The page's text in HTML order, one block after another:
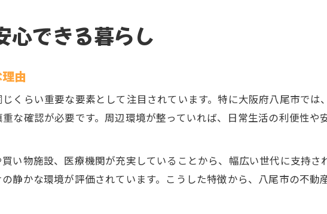
土地柄と治安から見た八尾市の住みやすさ
桂エリアの治安と不動産選びのコツ
子育て世帯が注目する八尾市の日常と安心感
通学路や学区で選ぶ八尾市不動産の安心感
人気の小学校周辺にある不動産の特徴
心できる暮らし
由
くらい重要な要素として注目されています。特に大阪府八尾市では
な確認が必要です。周辺環境が整っていれば、日常生活の利便性や
い物施設、医療機関が充実していることから、幅広い世代に支持さ
静かな環境が評価されています。こうした特徴から、八尾市の不動